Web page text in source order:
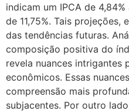
indicam um IPCA de
de 11,75%. Tais projeções,
das tendências futuras.
composição positiva do
revela nuances intrigantes
econômicos. Essas
compreensão mais
subjacentes. Por outro